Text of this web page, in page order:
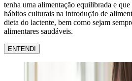
tenha uma alimentação equilibrada e que
hábitos culturais na introdução de
dieta do lactente, bem como sejam
alimentares saudáveis.
ENTENDI